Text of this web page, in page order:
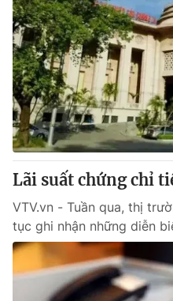
THỜI BÁO VTV
Theo dõi báo trên
Cơ quan chủ quản:Đài Truyền
Cơ quan báo chí:Thời báo
Giấy phép hoạt động báo in
cấp ngày 29/12/2023
Tổng Biên tập:Vũ Thanh Thủy
Phó Tổng Biên tập:Nguyễn
Nguyễn Trọng Ninh
Tổng đài VTV:024.38 355
Ðiện thoại Thời báo VTV:
toasoan@vtv.vn
Lãi suất chứng chỉ
VTV.vn - Tuần qua, thị
tục ghi nhận những diễn